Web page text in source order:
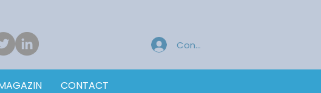
Conectează-te
CONTACT